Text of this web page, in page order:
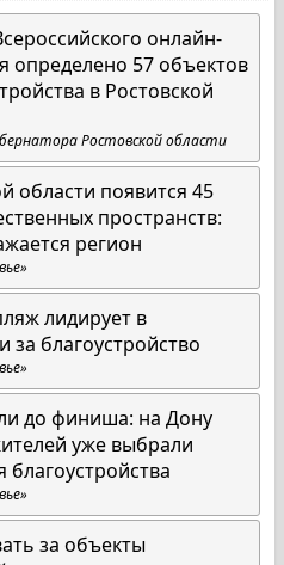
онлайн-
определено 57 объектов
в Ростовской
Ростовской области
области появится 45
пространств:
регион
лидирует в
за благоустройство
до финиша: на Дону
уже выбрали
благоустройства
за объекты